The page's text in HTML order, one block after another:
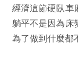
經濟這節硬臥車
躺平不是因為床
為了做到什麼都